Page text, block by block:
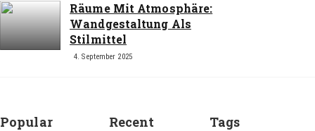
Räume Mit Atmosphäre:
Wandgestaltung Als
Stilmittel
4. September 2025
Popular Recent Tags